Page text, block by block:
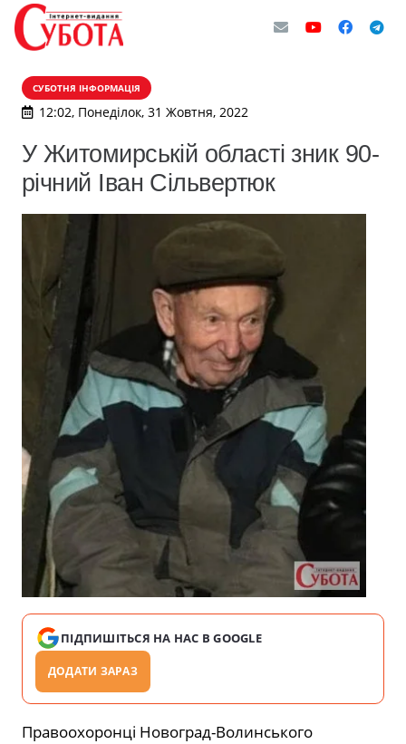
СУБОТНЯ ІНФОРМАЦІЯ
12:02, Понеділок, 31 Жовтня, 2022
У Житомирській області зник 90-
річний Іван Сільвертюк
ПІДПИШІТЬСЯ НА НАС В GOOGLE
ДОДАТИ ЗАРАЗ
Правоохоронці Новоград-Волинського